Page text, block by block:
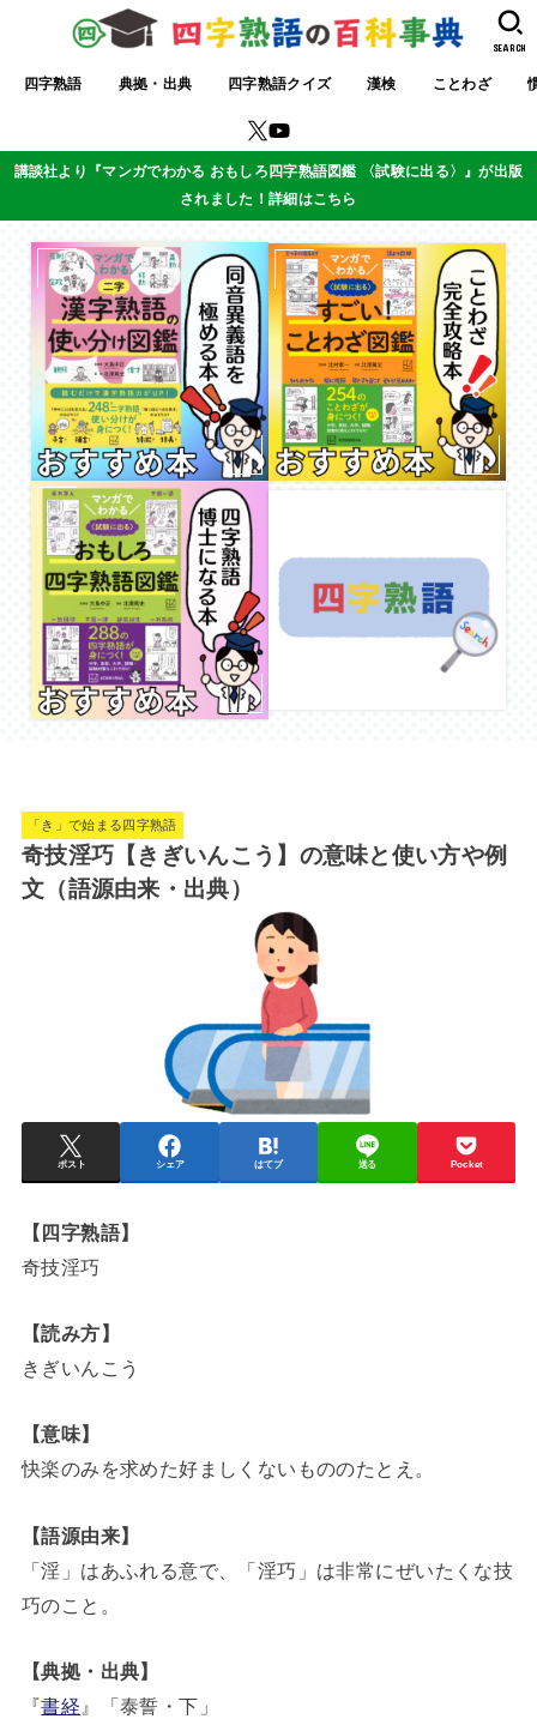
四字熟語 典拠・出典 四字熟語クイズ 漢検 ことわざ
SEARCH
講談社より『マンガでわかる おもしろ四字熟語図鑑 〈試験に出る〉』が出版
されました！詳細はこちら
「き」で始まる四字熟語
奇技淫巧【きぎいんこう】の意味と使い方や例
文（語源由来・出典）
ポスト シェア はてブ 送る Pocket
【四字熟語】
奇技淫巧
【読み方】
きぎいんこう
【意味】
快楽のみを求めた好ましくないもののたとえ。
【語源由来】
「淫」はあふれる意で、「淫巧」は非常にぜいたくな技
巧のこと。
【典拠・出典】
『書経 』「泰誓・下」